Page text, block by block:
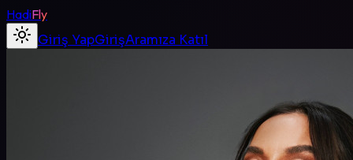
HadiFly
Giriş YapGirişAramıza Katıl